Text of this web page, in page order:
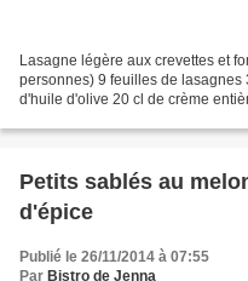
Lasagne légère aux crevettes et
personnes) 9 feuilles de lasagnes
d'huile d'olive 20 cl de crème
Petits sablés au
d'épice
Publié le 26/11/2014 à 07:55
Par Bistro de Jenna